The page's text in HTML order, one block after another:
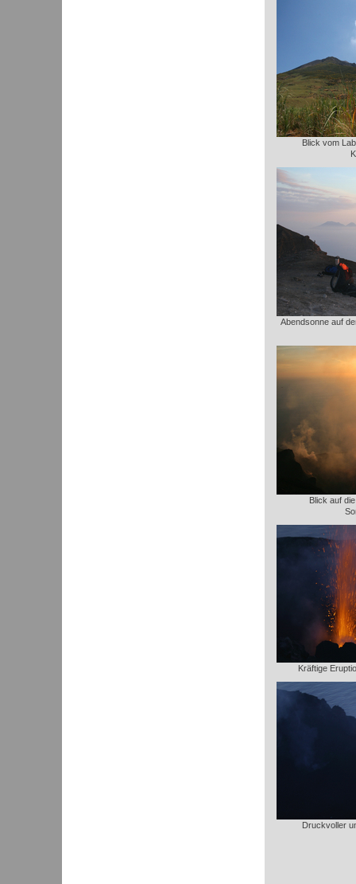
Blick vom
Abendsonne auf
Blick auf
Kräftige
Druckvoller